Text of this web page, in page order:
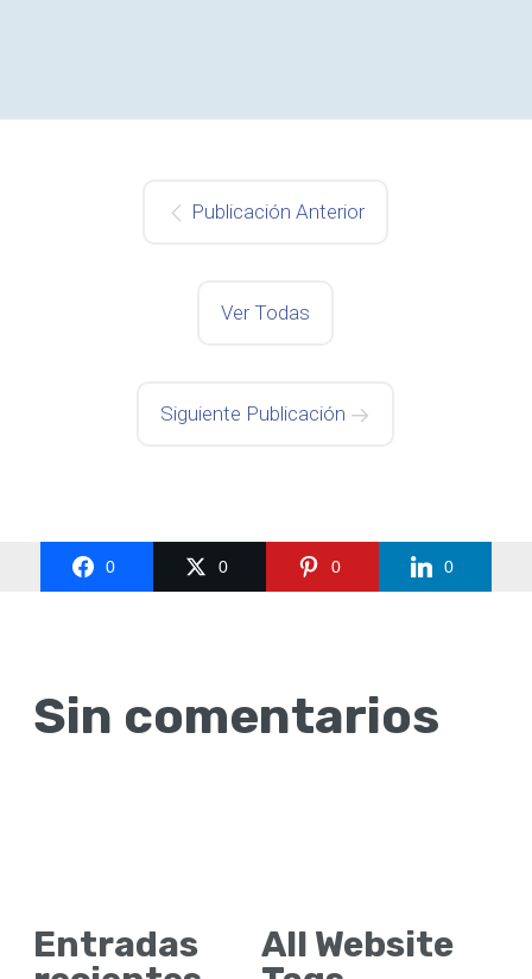
Publicación Anterior
Ver Todas
Siguiente Publicación
0 0 0 0
Sin comentarios
Entradas
All Website